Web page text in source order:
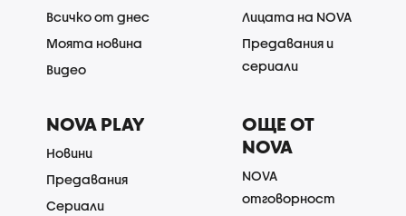
Всичко от днес
Моята новина
Видео
Лицата на NOVA
Предавания и
сериали
NOVA PLAY
Новини
Предавания
Сериали
ОЩЕ ОТ
NOVA
NOVA
отговорност